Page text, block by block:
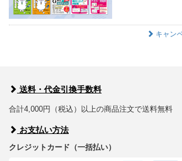
キャン
送料・代金引換手数料
合計4,000円（税込）以上の商品注文で送料無料
お支払い方法
クレジットカード（一括払い）